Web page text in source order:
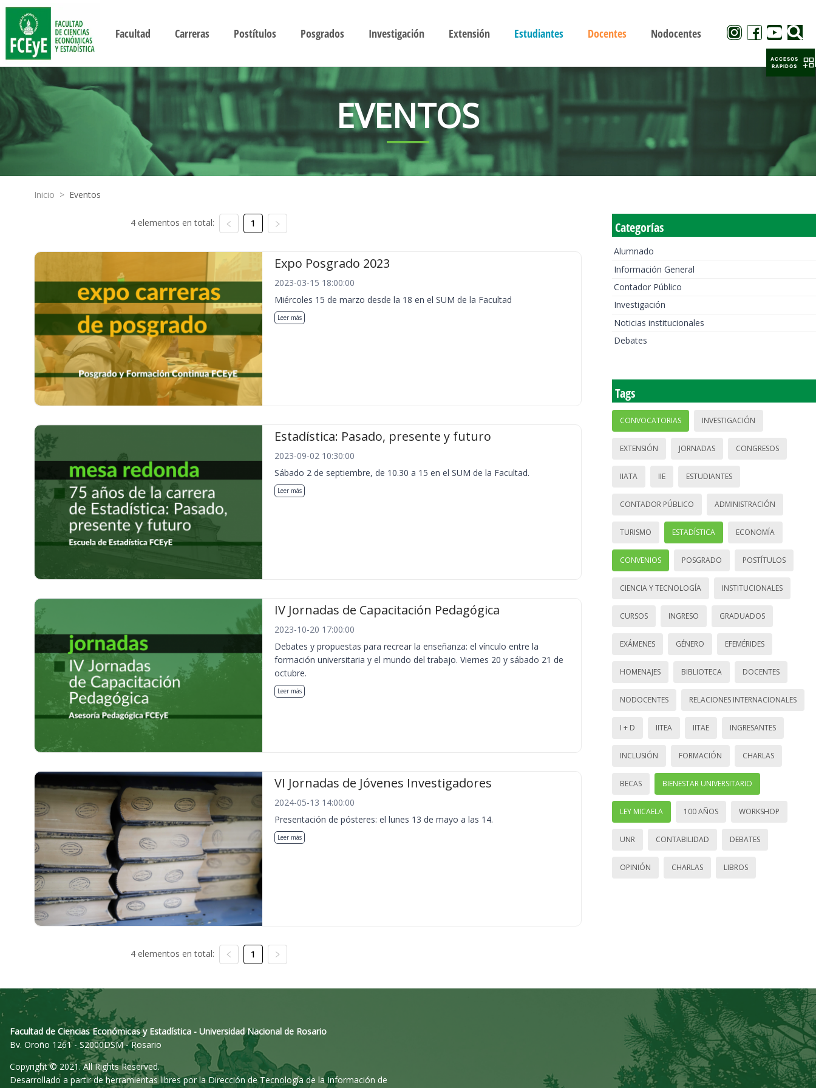
Facultad Carreras Postítulos Posgrados Investigación Extensión Estudiantes Docentes Nodocentes
EVENTOS
Inicio > Eventos
4 elementos en total: 1
Expo Posgrado 2023
2023-03-15 18:00:00
Miércoles 15 de marzo desde la 18 en el SUM de la Facultad
Leer más
Estadística: Pasado, presente y futuro
2023-09-02 10:30:00
Sábado 2 de septiembre, de 10.30 a 15 en el SUM de la Facultad.
Leer más
IV Jornadas de Capacitación Pedagógica
2023-10-20 17:00:00
Debates y propuestas para recrear la enseñanza: el vínculo entre la
formación universitaria y el mundo del trabajo. Viernes 20 y sábado 21 de
octubre.
Leer más
VI Jornadas de Jóvenes Investigadores
2024-05-13 14:00:00
Presentación de pósteres: el lunes 13 de mayo a las 14.
Leer más
4 elementos en total: 1
Categorías
Alumnado
Información General
Contador Público
Investigación
Noticias institucionales
Debates
Tags
CONVOCATORIAS INVESTIGACIÓN
EXTENSIÓN JORNADAS CONGRESOS
IIATA IIE ESTUDIANTES
CONTADOR PÚBLICO ADMINISTRACIÓN
TURISMO ESTADÍSTICA ECONOMÍA
CONVENIOS POSGRADO POSTÍTULOS
CIENCIA Y TECNOLOGÍA INSTITUCIONALES
CURSOS INGRESO GRADUADOS
EXÁMENES GÉNERO EFEMÉRIDES
HOMENAJES BIBLIOTECA DOCENTES
NODOCENTES RELACIONES INTERNACIONALES
I + D IITEA IITAE INGRESANTES
INCLUSIÓN FORMACIÓN CHARLAS
BECAS BIENESTAR UNIVERSITARIO
LEY MICAELA 100 AÑOS WORKSHOP
UNR CONTABILIDAD DEBATES
OPINIÓN CHARLAS LIBROS
Facultad de Ciencias Económicas y Estadística - Universidad Nacional de Rosario
Bv. Oroño 1261 - S2000DSM - Rosario
Copyright © 2021. All Rights Reserved.
Desarrollado a partir de herramientas libres por la Dirección de Tecnología de la Información de
ACCESOS
RAPIDOS